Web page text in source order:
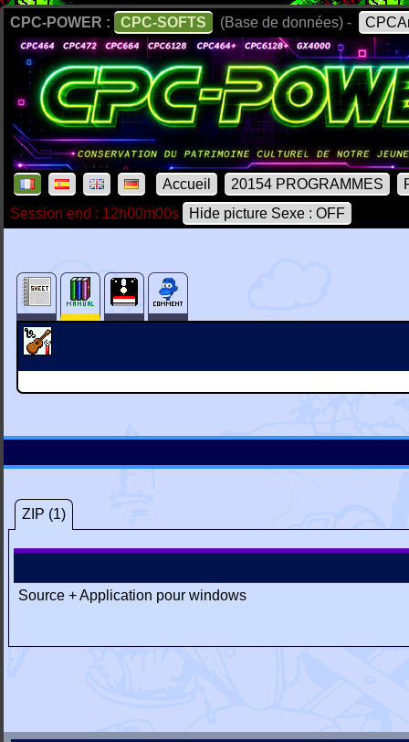
CPC-POWER : CPC-SOFTS (Base de données) -
Accueil 20154 PROGRAMMES
Session end : 12h00m00s
Hide picture Sexe : OFF
ZIP (1)
Source + Application pour windows